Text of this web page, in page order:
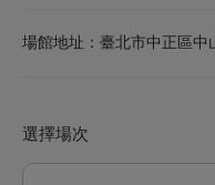
場館地址：臺北市中正區中
選擇場次